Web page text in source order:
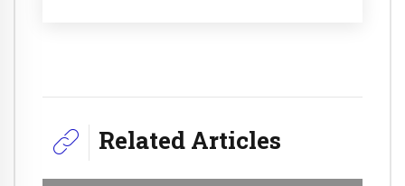
Related Articles